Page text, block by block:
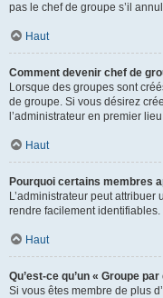
pas le chef de groupe s’il
Haut
Comment devenir chef de
Lorsque des groupes sont
de groupe. Si vous désirez
l’administrateur en premier
Haut
Pourquoi certains membres
L’administrateur peut
rendre facilement identifiables.
Haut
Qu’est-ce qu’un « Groupe
Si vous êtes membre de plus